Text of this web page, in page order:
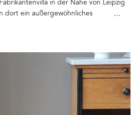
in der Nähe von Leipzig
dort ein außergewöhnliches
aus den vergangenen
könnten wenn man sie ließe. Der
Stufen, der marode
Fassade – Zeichen der letzten